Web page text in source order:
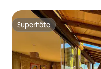
Superhôte
Superhôte